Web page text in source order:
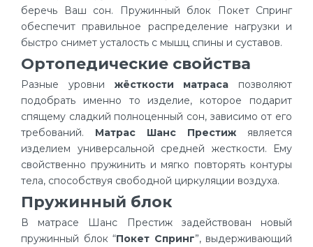
беречь Ваш сон. Пружинный блок Покет Спринг
обеспечит правильное распределение нагрузки и
быстро снимет усталость с мышц спины и суставов.
Ортопедические свойства
Разные уровни жёсткости матраса позволяют
подобрать именно то изделие, которое подарит
спящему сладкий полноценный сон, зависимо от его
требований. Матрас Шанс Престиж является
изделием универсальной средней жесткости. Ему
свойственно пружинить и мягко повторять контуры
тела, способствуя свободной циркуляции воздуха.
Пружинный блок
В матрасе Шанс Престиж задействован новый
пружинный блок “Покет Спринг”, выдерживающий